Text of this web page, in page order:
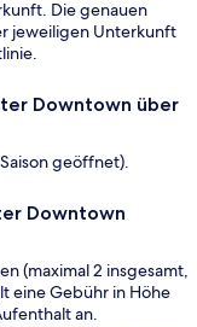
Die genauen
jeweiligen Unterkunft
Downtown über
geöffnet).
Downtown
(maximal 2 insgesamt,
eine Gebühr in Höhe
an.